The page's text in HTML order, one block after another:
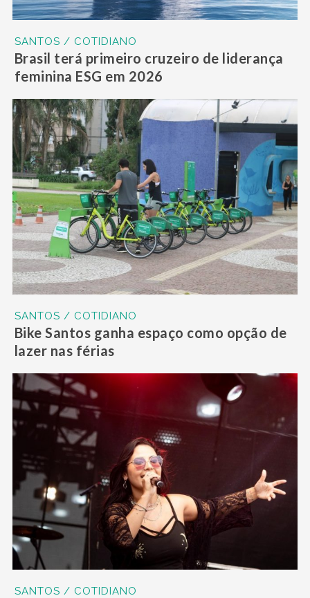
SANTOS / COTIDIANO
Brasil terá primeiro cruzeiro de liderança
feminina ESG em 2026
SANTOS / COTIDIANO
Bike Santos ganha espaço como opção de
lazer nas férias
SANTOS / COTIDIANO